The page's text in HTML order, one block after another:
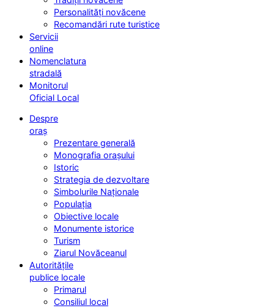
Personalități novăcene
Recomandări rute turistice
Servicii
online
Nomenclatura
stradală
Monitorul
Oficial Local
Despre
oraș
Prezentare generală
Monografia orașului
Istoric
Strategia de dezvoltare
Simbolurile Naționale
Populația
Obiective locale
Monumente istorice
Turism
Ziarul Novăceanul
Autoritățile
publice locale
Primarul
Consiliul local